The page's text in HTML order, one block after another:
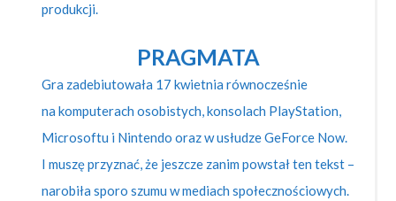
produkcji.
PRAGMATA
Gra zadebiutowała 17 kwietnia równocześnie
na komputerach osobistych, konsolach PlayStation,
Microsoftu i Nintendo oraz w usłudze GeForce Now.
I muszę przyznać, że jeszcze zanim powstał ten tekst –
narobiła sporo szumu w mediach społecznościowych.